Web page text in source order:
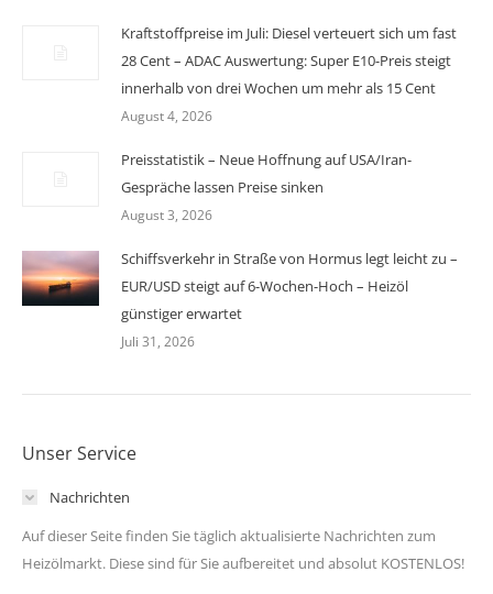
Kraftstoffpreise im Juli: Diesel verteuert sich um fast
28 Cent – ADAC Auswertung: Super E10-Preis steigt
innerhalb von drei Wochen um mehr als 15 Cent
August 4, 2026
Preisstatistik – Neue Hoffnung auf USA/Iran-
Gespräche lassen Preise sinken
August 3, 2026
Schiffsverkehr in Straße von Hormus legt leicht zu –
EUR/USD steigt auf 6-Wochen-Hoch – Heizöl
günstiger erwartet
Juli 31, 2026
Unser Service
Nachrichten
Auf dieser Seite finden Sie täglich aktualisierte Nachrichten zum
Heizölmarkt. Diese sind für Sie aufbereitet und absolut KOSTENLOS!